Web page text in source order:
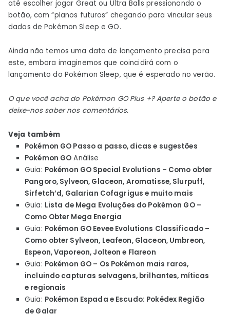
até escolher jogar Great ou Ultra Balls pressionando o
botão, com “planos futuros” chegando para vincular seus
dados de Pokémon Sleep e GO.
Ainda não temos uma data de lançamento precisa para
este, embora imaginemos que coincidirá com o
lançamento do Pokémon Sleep, que é esperado no verão.
O que você acha do Pokémon GO Plus +? Aperte o botão e
deixe-nos saber nos comentários.
Veja também
Pokémon GO Passo a passo, dicas e sugestões
Pokémon GO Análise
Guia: Pokémon GO Special Evolutions – Como obter
Pangoro, Sylveon, Glaceon, Aromatisse, Slurpuff,
Sirfetch’d, Galarian Cofagrigus e muito mais
Guia: Lista de Mega Evoluções do Pokémon GO –
Como Obter Mega Energia
Guia: Pokémon GO Eevee Evolutions Classificado –
Como obter Sylveon, Leafeon, Glaceon, Umbreon,
Espeon, Vaporeon, Jolteon e Flareon
Guia: Pokémon GO – Os Pokémon mais raros,
incluindo capturas selvagens, brilhantes, míticas
e regionais
Guia: Pokémon Espada e Escudo: Pokédex Região
de Galar